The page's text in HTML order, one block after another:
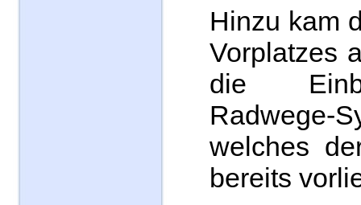
Hinzu kam
Vorplatzes
die
Radwege-
welches
bereits